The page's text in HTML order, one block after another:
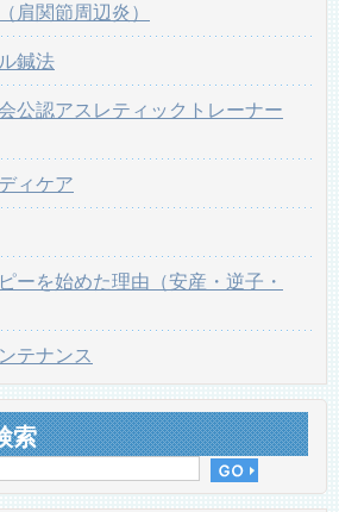
肩関節周辺炎）
鍼法
公認アスレティックトレーナー
ィケア
ーを始めた理由（安産・逆子・
テナンス
索